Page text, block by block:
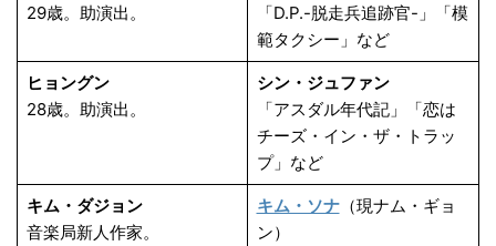
29歳。助演出。
「D.P.-脱走兵追跡官-」「模
範タクシー」など
ヒョングン
28歳。助演出。
シン・ジュファン
「アスダル年代記」「恋は
チーズ・イン・ザ・トラッ
プ」など
キム・ダジョン
音楽局新人作家。
キム・ソナ（現ナム・ギョ
ン）